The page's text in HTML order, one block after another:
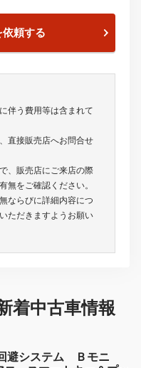
頼する
伴う費用等は含まれて
直接販売店へお問合せ
、販売店にご来店の際
無をご確認ください。
ならびに詳細内容につ
ただきますようお願い
着中古車情報
避システム Ｂモニ